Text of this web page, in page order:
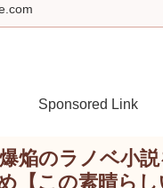
Sponsored Link
焔のラノベ小
【この素晴ら